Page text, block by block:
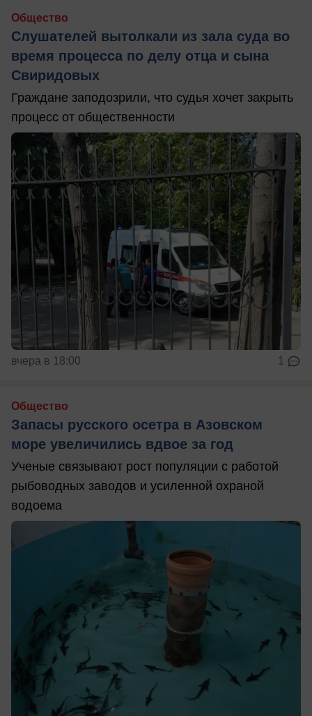
Общество
Слушателей вытолкали из зала суда во
время процесса по делу отца и сына
Свиридовых
Граждане заподозрили, что судья хочет закрыть
процесс от общественности
вчера в 18:00 1
Общество
Запасы русского осетра в Азовском
море увеличились вдвое за год
Ученые связывают рост популяции с работой
рыбоводных заводов и усиленной охраной
водоема